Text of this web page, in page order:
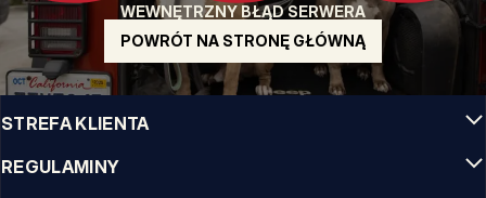
WEWNĘTRZNY BŁĄD SERWERA
POWRÓT NA STRONĘ GŁÓWNĄ
MARKA Z CHARAKTEREM
Nasze kolekcje wybierają sportowcy, fighterzy i uparci indywidualiści.
INFO
STREFA KLIENTA
REGULAMINY